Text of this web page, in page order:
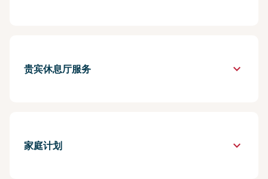
贵宾休息厅服务 keyboard_arrow_down
家庭计划 keyboard_arrow_down